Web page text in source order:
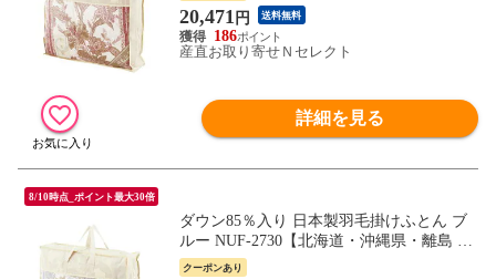
20,471 円 送料無料
186
産直お取り寄せＮセレクト
詳細を見る
8/10時点_ポイント最大30倍
ダウン85％入り 日本製羽毛掛けふとん ブ
ルー NUF-2730【北海道・沖縄県・離島 配
送不可】
クーポンあり